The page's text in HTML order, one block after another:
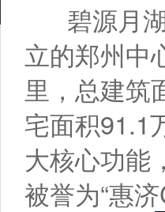
碧源月湖
立的郑州中
里，总建筑
宅面积91.1
大核心功能
被誉为“惠